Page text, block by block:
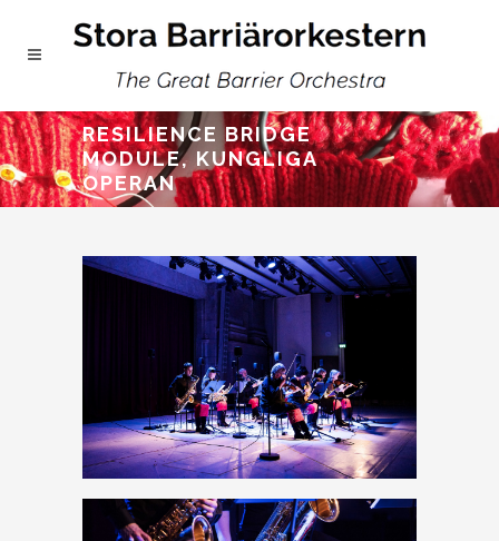
RESILIENCE BRIDGE
MODULE, KUNGLIGA
OPERAN